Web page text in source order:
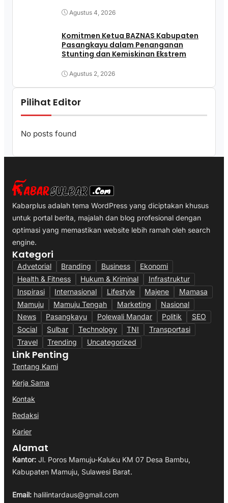
Agustus 4, 2026
Komitmen Ketua BAZNAS Kabupaten
Pasangkayu dalam Penanganan
Stunting dan Kemiskinan Ekstrem
Agustus 2, 2026
Pilihat Editor
No posts found
Kabarplus adalah tema WordPress yang diciptakan khusus
untuk portal berita, majalah dan blog profesional dengan
optimasi yang memastikan website lebih ramah oleh search
engine.
Kategori
Advetorial Branding Business
Ekonomi
Health & Fitness
Hukum & Kriminal
Infrastruktur
Inspirasi
Internasional Lifestyle Majene
Mamasa
Mamuju
Mamuju Tengah Marketing
Nasional
News
Pasangkayu Polewali Mandar Politik
SEO
Social
Sulbar Technology TNI
Transportasi
Travel
Trending Uncategorized
Link Penting
Tentang Kami
Kerja Sama
Kontak
Redaksi
Karier
Alamat
Kantor: Jl. Poros Mamuju-Kaluku KM 07 Desa Bambu,
Kabupaten Mamuju, Sulawesi Barat.
Email: halilintardaus@gmail.com